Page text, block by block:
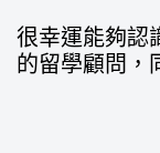
很幸運能夠認
的留學顧問，